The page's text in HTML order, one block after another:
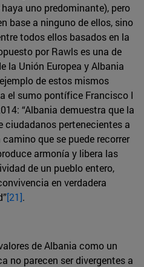
uno predominante), pero
base a ninguno de ellos, sino
todos ellos basados en la
por Rawls es una de
la Unión Europea y Albania
de estos mismos
el sumo pontífice Francisco I
“Albania demuestra que la
pertenecientes a
que se puede recorrer
armonía y libera las
de un pueblo entero,
en verdadera
[21].
de Albania como un
no parecen ser divergentes a